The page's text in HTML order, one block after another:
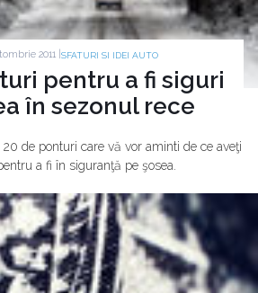
2011 | SFATURI SI IDEI AUTO
pentru a fi siguri
în sezonul rece
de ponturi care vă vor aminti de ce aveţi
a fi în siguranţă pe şosea.